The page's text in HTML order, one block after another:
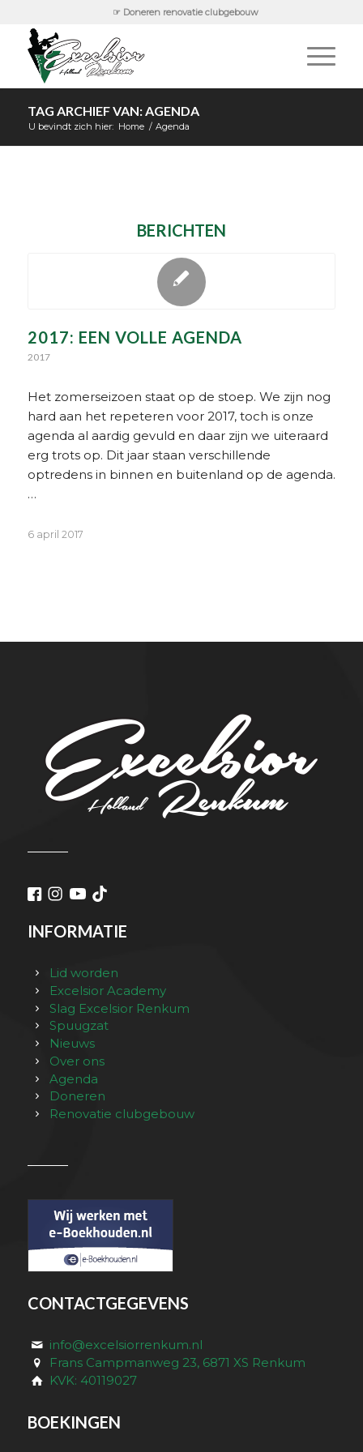
☞ Doneren renovatie clubgebouw
TAG ARCHIEF VAN: AGENDA
U bevindt zich hier: Home / Agenda
BERICHTEN
2017: EEN VOLLE AGENDA
2017
Het zomerseizoen staat op de stoep. We zijn nog
hard aan het repeteren voor 2017, toch is onze
agenda al aardig gevuld en daar zijn we uiteraard
erg trots op. Dit jaar staan verschillende
optredens in binnen en buitenland op de agenda.
…
6 april 2017
INFORMATIE
Lid worden
Excelsior Academy
Slag Excelsior Renkum
Spuugzat
Nieuws
Over ons
Agenda
Doneren
Renovatie clubgebouw
CONTACTGEGEVENS
info@excelsiorrenkum.nl
Frans Campmanweg 23, 6871 XS Renkum
KVK: 40119027
BOEKINGEN